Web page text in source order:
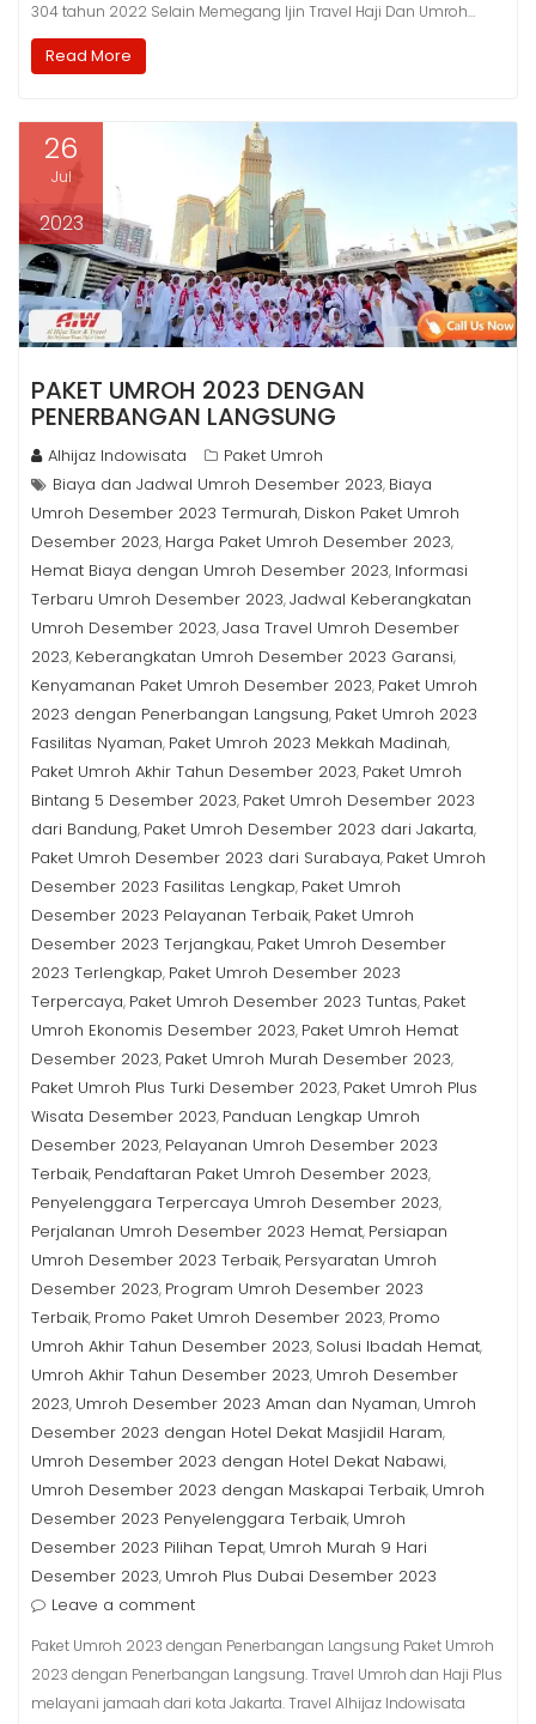
304 tahun 2022 Selain Memegang Ijin Travel Haji Dan Umroh…
Read More
26
Jul
2023
PAKET UMROH 2023 DENGAN
PENERBANGAN LANGSUNG
Alhijaz Indowisata
Paket Umroh
Biaya dan Jadwal Umroh Desember 2023, Biaya
Umroh Desember 2023 Termurah, Diskon Paket Umroh
Desember 2023, Harga Paket Umroh Desember 2023,
Hemat Biaya dengan Umroh Desember 2023, Informasi
Terbaru Umroh Desember 2023,Jadwal Keberangkatan
Umroh Desember 2023,Jasa Travel Umroh Desember
2023, Keberangkatan Umroh Desember 2023 Garansi,
Kenyamanan Paket Umroh Desember 2023, Paket Umroh
2023 dengan Penerbangan Langsung, Paket Umroh 2023
Fasilitas Nyaman, Paket Umroh 2023 Mekkah Madinah,
Paket Umroh Akhir Tahun Desember 2023, Paket Umroh
Bintang 5 Desember 2023, Paket Umroh Desember 2023
dari Bandung, Paket Umroh Desember 2023 dari Jakarta,
Paket Umroh Desember 2023 dari Surabaya, Paket Umroh
Desember 2023 Fasilitas Lengkap, Paket Umroh
Desember 2023 Pelayanan Terbaik, Paket Umroh
Desember 2023 Terjangkau, Paket Umroh Desember
2023 Terlengkap, Paket Umroh Desember 2023
Terpercaya, Paket Umroh Desember 2023 Tuntas, Paket
Umroh Ekonomis Desember 2023, Paket Umroh Hemat
Desember 2023, Paket Umroh Murah Desember 2023,
Paket Umroh Plus Turki Desember 2023, Paket Umroh Plus
Wisata Desember 2023, Panduan Lengkap Umroh
Desember 2023, Pelayanan Umroh Desember 2023
Terbaik, Pendaftaran Paket Umroh Desember 2023,
Penyelenggara Terpercaya Umroh Desember 2023,
Perjalanan Umroh Desember 2023 Hemat, Persiapan
Umroh Desember 2023 Terbaik, Persyaratan Umroh
Desember 2023, Program Umroh Desember 2023
Terbaik, Promo Paket Umroh Desember 2023, Promo
Umroh Akhir Tahun Desember 2023, Solusi Ibadah Hemat,
Umroh Akhir Tahun Desember 2023, Umroh Desember
2023, Umroh Desember 2023 Aman dan Nyaman, Umroh
Desember 2023 dengan Hotel Dekat Masjidil Haram,
Umroh Desember 2023 dengan Hotel Dekat Nabawi,
Umroh Desember 2023 dengan Maskapai Terbaik, Umroh
Desember 2023 Penyelenggara Terbaik, Umroh
Desember 2023 Pilihan Tepat, Umroh Murah 9 Hari
Desember 2023, Umroh Plus Dubai Desember 2023
Leave a comment
Paket Umroh 2023 dengan Penerbangan Langsung Paket Umroh
2023 dengan Penerbangan Langsung. Travel Umroh dan Haji Plus
melayani jamaah dari kota Jakarta. Travel Alhijaz Indowisata